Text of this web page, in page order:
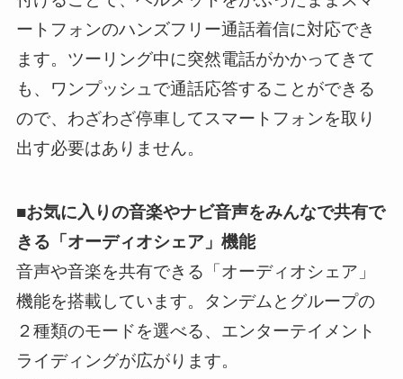
ートフォンのハンズフリー通話着信に対応でき
ます。ツーリング中に突然電話がかかってきて
も、ワンプッシュで通話応答することができる
ので、わざわざ停車してスマートフォンを取り
出す必要はありません。
■お気に入りの音楽やナビ音声をみんなで共有で
きる「オーディオシェア」機能
音声や音楽を共有できる「オーディオシェア」
機能を搭載しています。タンデムとグループの
２種類のモードを選べる、エンターテイメント
ライディングが広がります。